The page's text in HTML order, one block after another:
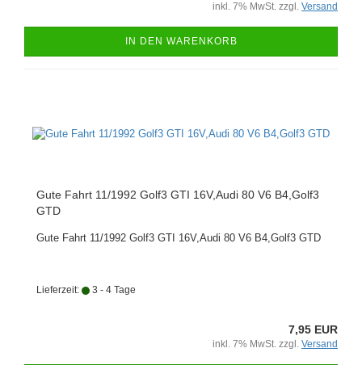
inkl. 7% MwSt. zzgl. Versand
IN DEN WARENKORB
Gute Fahrt 11/1992 Golf3 GTI 16V,Audi 80 V6 B4,Golf3
GTD
Gute Fahrt 11/1992 Golf3 GTI 16V,Audi 80 V6 B4,Golf3 GTD
Lieferzeit: 3 - 4 Tage
7,95 EUR
inkl. 7% MwSt. zzgl. Versand